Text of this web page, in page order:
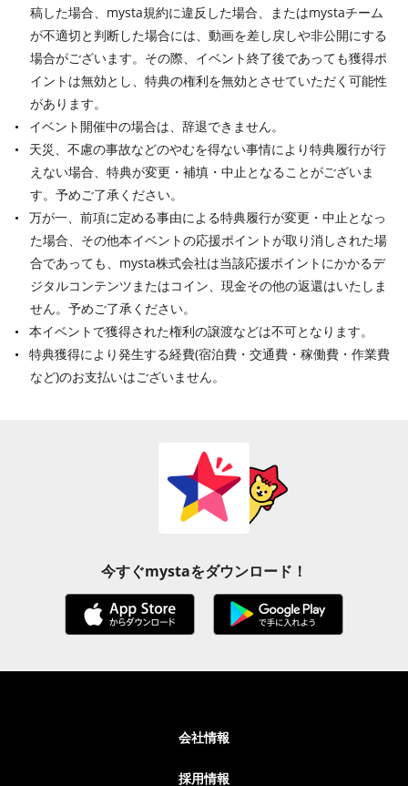
稿した場合、mysta規約に違反した場合、またはmystaチーム
が不適切と判断した場合には、動画を差し戻しや非公開にする
場合がございます。その際、イベント終了後であっても獲得ポ
イントは無効とし、特典の権利を無効とさせていただく可能性
があります。
イベント開催中の場合は、辞退できません。
天災、不慮の事故などのやむを得ない事情により特典履行が行
えない場合、特典が変更・補填・中止となることがございま
す。予めご了承ください。
万が一、前項に定める事由による特典履行が変更・中止となっ
た場合、その他本イベントの応援ポイントが取り消しされた場
合であっても、mysta株式会社は当該応援ポイントにかかるデ
ジタルコンテンツまたはコイン、現金その他の返還はいたしま
せん。予めご了承ください。
本イベントで獲得された権利の譲渡などは不可となります。
特典獲得により発生する経費(宿泊費・交通費・稼働費・作業費
など)のお支払いはございません。
今すぐmystaをダウンロード！
会社情報
採用情報